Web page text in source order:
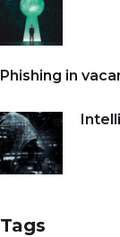
Phishing in
Tags